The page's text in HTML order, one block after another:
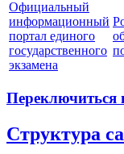
Официальный
информационный
портал единого
государственного
экзамена
Переключиться
Структура